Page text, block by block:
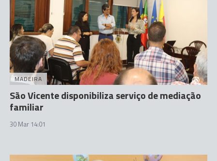
MADEIRA
São Vicente disponibiliza serviço de mediação
familiar
30 Mar 14:01